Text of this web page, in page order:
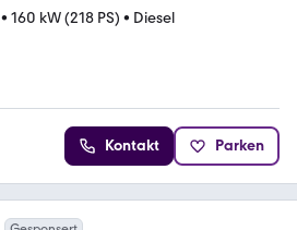
• 160 kW (218 PS) • Diesel
Kontakt Parken